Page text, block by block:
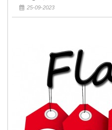
25-09-2023